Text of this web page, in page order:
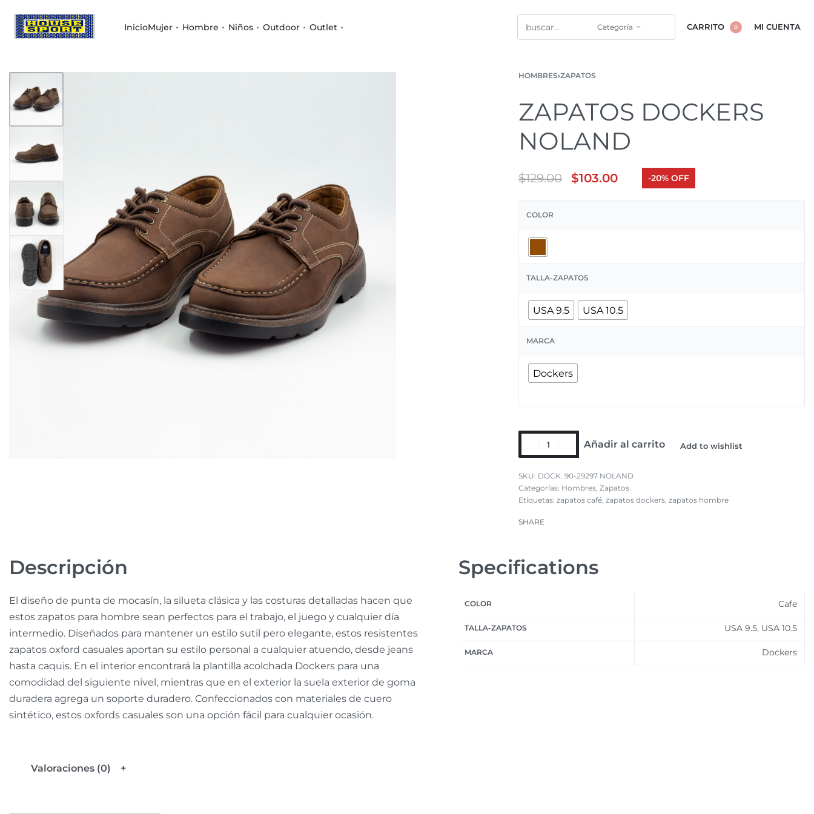
InicioMujer Hombre Niños Outdoor Outlet Categoría CARRITO 0 MI CUENTA
HOMBRES›ZAPATOS
ZAPATOS DOCKERS
NOLAND
$129.00 $103.00 -20% OFF
COLOR
TALLA-ZAPATOS
USA 9.5 USA 10.5
MARCA
Dockers
Añadir al carrito Add to wishlist
DOCK. 90-29297 NOLAND
Categorías: Hombres, Zapatos
Etiquetas: zapatos café, zapatos dockers, zapatos hombre
SHARE
Descripción
El diseño de punta de mocasín, la silueta clásica y las costuras detalladas hacen que
estos zapatos para hombre sean perfectos para el trabajo, el juego y cualquier día
intermedio. Diseñados para mantener un estilo sutil pero elegante, estos resistentes
zapatos oxford casuales aportan su estilo personal a cualquier atuendo, desde jeans
hasta caquis. En el interior encontrará la plantilla acolchada Dockers para una
comodidad del siguiente nivel, mientras que en el exterior la suela exterior de goma
duradera agrega un soporte duradero. Confeccionados con materiales de cuero
sintético, estos oxfords casuales son una opción fácil para cualquier ocasión.
Specifications
COLOR Cafe
TALLA-ZAPATOS USA 9.5, USA 10.5
MARCA Dockers
Valoraciones (0)